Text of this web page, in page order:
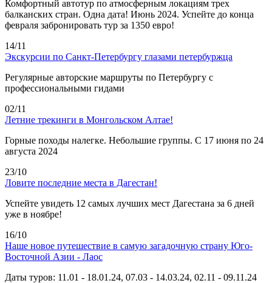
Комфортный автотур по атмосферным локациям трех
балканских стран. Одна дата! Июнь 2024. Успейте до конца
февраля забронировать тур за 1350 евро!
14/11
Экскурсии по Санкт-Петербургу глазами петербуржца
Регулярные авторские маршруты по Петербургу с
профессиональными гидами
02/11
Летние трекинги в Монгольском Алтае!
Горные походы налегке. Небольшие группы. С 17 июня по 24
августа 2024
23/10
Ловите последние места в Дагестан!
Успейте увидеть 12 самых лучших мест Дагестана за 6 дней
уже в ноябре!
16/10
Наше новое путешествие в самую загадочную страну Юго-
Восточной Азии - Лаос
Даты туров: 11.01 - 18.01.24, 07.03 - 14.03.24, 02.11 - 09.11.24